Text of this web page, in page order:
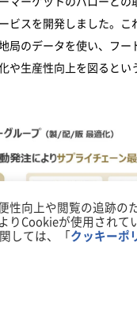
ビスを開発しました。こ
局のデータを使い、フー
や生産性向上を図るとい
性向上や閲覧の追跡の
りCookieが使用されて
しては、「 クッキーポ